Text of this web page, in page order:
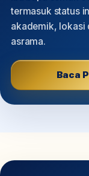
termasuk status
akademik, lokasi
asrama.
Baca